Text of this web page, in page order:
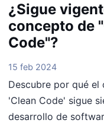
¿Sigue
concepto de
Code"?
15 feb 2024
Descubre por qué el
'Clean Code' sigue
desarrollo de